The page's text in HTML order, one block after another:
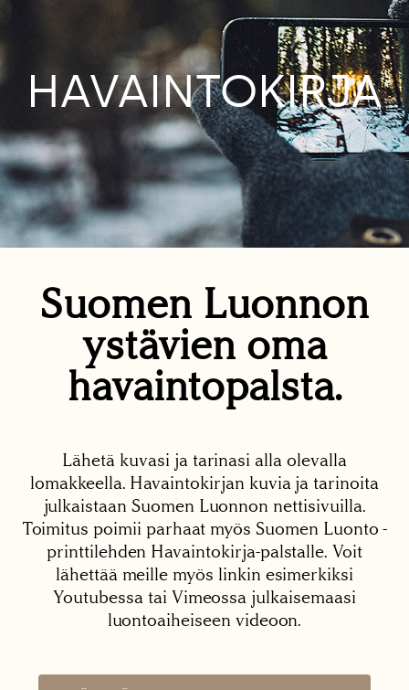
HAVAINTOKIRJA
Suomen Luonnon
ystävien oma
havaintopalsta.
Lähetä kuvasi ja tarinasi alla olevalla
lomakkeella. Havaintokirjan kuvia ja tarinoita
julkaistaan Suomen Luonnon nettisivuilla.
Toimitus poimii parhaat myös Suomen Luonto -
printtilehden Havaintokirja-palstalle. Voit
lähettää meille myös linkin esimerkiksi
Youtubessa tai Vimeossa julkaisemaasi
luontoaiheiseen videoon.